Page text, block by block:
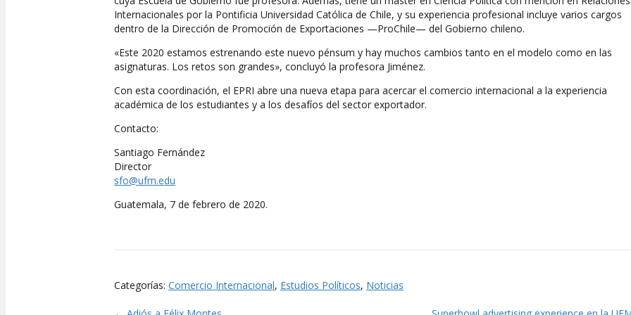
Internacionales por la Pontificia Universidad Católica de Chile, y su experiencia profesional incluye varios cargos
dentro de la Dirección de Promoción de Exportaciones —ProChile— del Gobierno chileno.
«Este 2020 estamos estrenando este nuevo pénsum y hay muchos cambios tanto en el modelo como en las
asignaturas. Los retos son grandes», concluyó la profesora Jiménez.
Con esta coordinación, el EPRI abre una nueva etapa para acercar el comercio internacional a la experiencia
académica de los estudiantes y a los desafíos del sector exportador.
Contacto:
Santiago Fernández
Director
sfo@ufm.edu
Guatemala, 7 de febrero de 2020.
Categorías: Comercio Internacional, Estudios Políticos, Noticias